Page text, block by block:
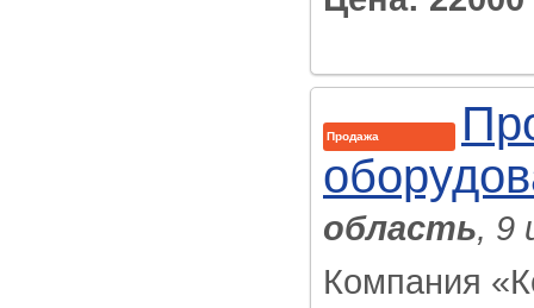
Продажа
область, 9
Компания